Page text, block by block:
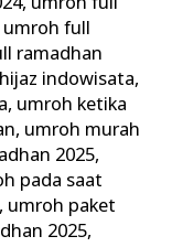
umroh full
ramadhan
indowisata,
, umroh ketika
, umroh murah
2025,
pada saat
, umroh paket
2025,